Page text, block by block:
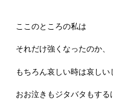
ここのところの私は
それだけ強くなったのか、
もちろん哀しい時は哀しい
おお泣きもジタバタもする